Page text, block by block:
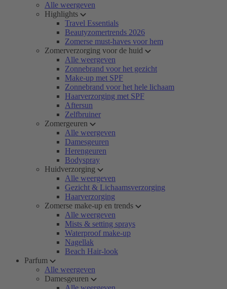
Alle weergeven
Highlights
Travel Essentials
Beautyzomertrends 2026
Zomerse must-haves voor hem
Zomerverzorging voor de huid
Alle weergeven
Zonnebrand voor het gezicht
Make-up met SPF
Zonnebrand voor het hele lichaam
Haarverzorging met SPF
Aftersun
Zelfbruiner
Zomergeuren
Alle weergeven
Damesgeuren
Herengeuren
Bodyspray
Huidverzorging
Alle weergeven
Gezicht & Lichaamsverzorging
Haarverzorging
Zomerse make-up en trends
Alle weergeven
Mists & setting sprays
Waterproof make-up
Nagellak
Beach Hair-look
Parfum
Alle weergeven
Damesgeuren